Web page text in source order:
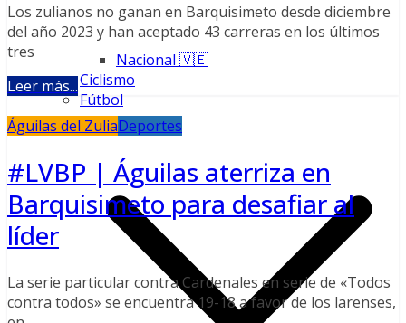
Nacional 🇻🇪
Ciclismo
Fútbol
Los zulianos no ganan en Barquisimeto desde diciembre
del año 2023 y han aceptado 43 carreras en los últimos
tres
Leer más...
Águilas del ZuliaDeportes
#LVBP | Águilas aterriza en
Barquisimeto para desafiar al
líder
La serie particular contra Cardenales en serie de «Todos
contra todos» se encuentra 19-18 a favor de los larenses,